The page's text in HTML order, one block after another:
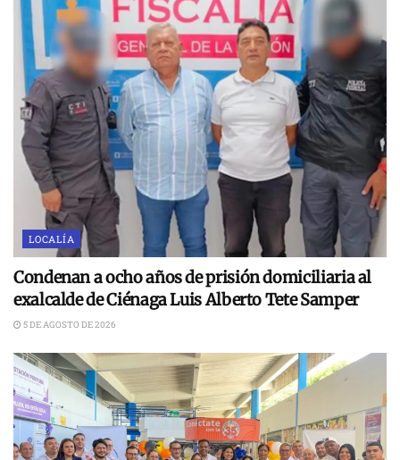
LOCALÍA
Condenan a ocho años de prisión domiciliaria al
exalcalde de Ciénaga Luis Alberto Tete Samper
5 DE AGOSTO DE 2026